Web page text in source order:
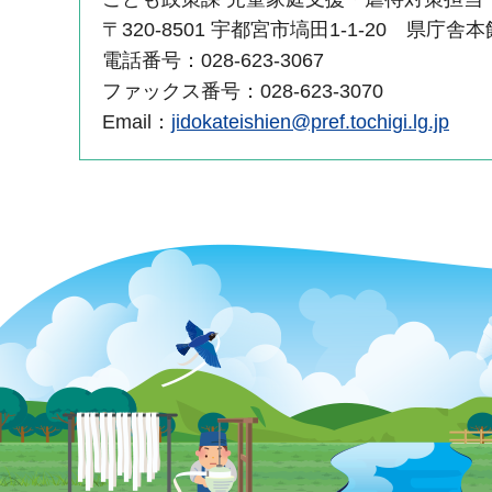
〒320-8501 宇都宮市塙田1-1-20 県庁舎本
電話番号：028-623-3067
ファックス番号：028-623-3070
Email： jidokateishien@pref.tochigi.lg.jp